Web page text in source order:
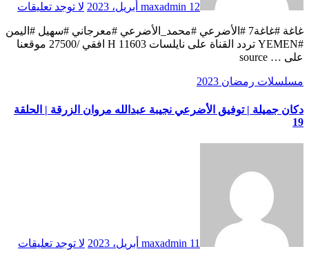
maxadmin 12 أبريل، 2023 لا توجد تعليقات
غاغة #غاغة7 #الأضرعي #محمد_الأضرعي #معرجاني #سهيل #اليمن
#YEMEN تردد القناة على نايلسات 11603 H افقي /27500 موقعنا
على … source
مسلسلات رمضان 2023
دكان جميلة | توفيق الأضرعي نجيبة عبدالله مروان الزرقة | الحلقة
19
maxadmin 11 أبريل، 2023 لا توجد تعليقات